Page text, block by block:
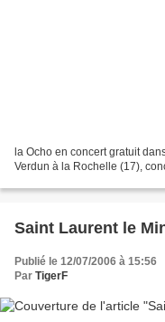
la Ocho en concert gratuit
Verdun à la Rochelle (17),
Saint Laurent le
Publié le 12/07/2006 à 15:56
Par TigerF